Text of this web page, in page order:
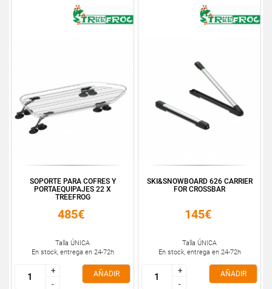
SOPORTE PARA COFRES Y
PORTAEQUIPAJES 22 X
TREEFROG
485€
Talla ÚNICA
En stock, entrega en 24-72h
+
-
+
-
AÑADIR
SKI&SNOWBOARD 626 CARRIER
FOR CROSSBAR
145€
Talla ÚNICA
En stock, entrega en 24-72h
+
-
+
-
AÑADIR